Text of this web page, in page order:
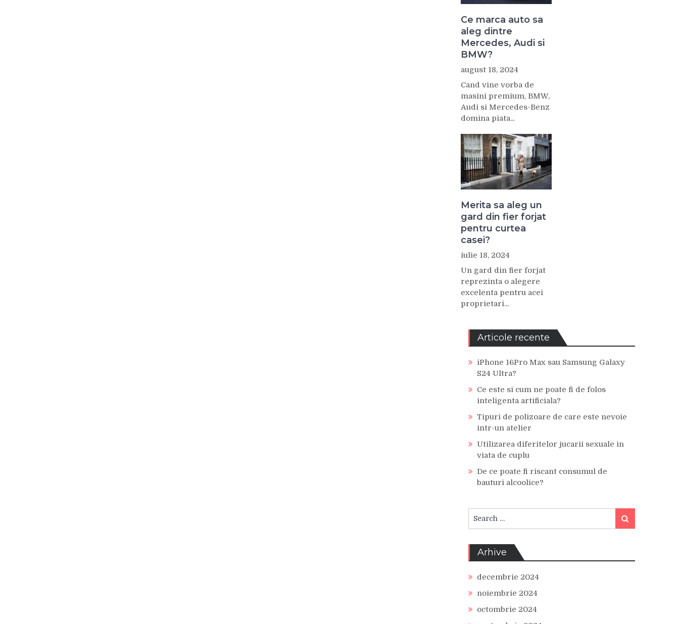
Ce marca auto sa
aleg dintre
Mercedes, Audi si
BMW?
august 18, 2024
Cand vine vorba de
masini premium, BMW,
Audi si Mercedes-Benz
domina piata...
Merita sa aleg un
gard din fier forjat
pentru curtea
casei?
iulie 18, 2024
Un gard din fier forjat
reprezinta o alegere
excelenta pentru acei
proprietari...
Articole recente
iPhone 16Pro Max sau Samsung Galaxy
S24 Ultra?
Ce este si cum ne poate fi de folos
inteligenta artificiala?
Tipuri de polizoare de care este nevoie
intr-un atelier
Utilizarea diferitelor jucarii sexuale in
viata de cuplu
De ce poate fi riscant consumul de
bauturi alcoolice?
for:
Search
Arhive
decembrie 2024
noiembrie 2024
octombrie 2024